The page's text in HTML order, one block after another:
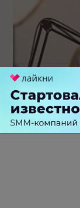
Российский
стагнации